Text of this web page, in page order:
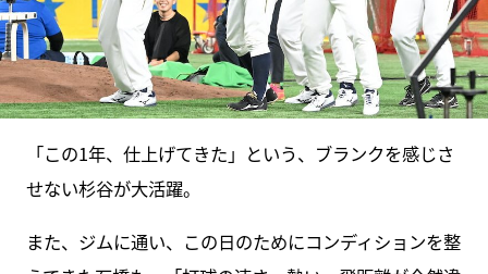
「この1年、仕上げてきた」という、ブランクを感じさ
せない杉谷が大活躍。
また、ジムに通い、この日のためにコンディションを整